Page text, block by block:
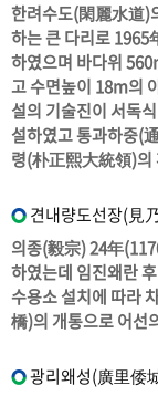
한려수도(閑麗水道)
하는 큰 다리로
하였으며 바다위
고 수면높이 18m의
설의 기술진이 서독
설하였고 통과하중(
령(朴正熙大統領)의
견내량도선장(見
의종(毅宗) 24年
하였는데 임진왜란
수용소 설치에 따라
橋)의 개통으로 어선
광리왜성(廣里倭